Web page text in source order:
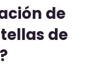
de
de